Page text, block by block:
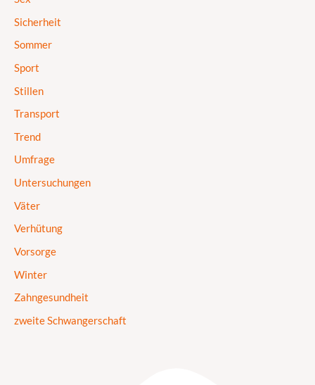
Sicherheit
Sommer
Sport
Stillen
Transport
Trend
Umfrage
Untersuchungen
Väter
Verhütung
Vorsorge
Winter
Zahngesundheit
zweite Schwangerschaft